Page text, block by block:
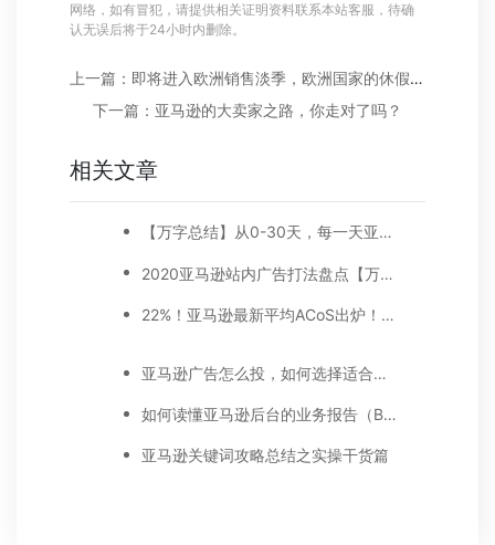
网络，如有冒犯，请提供相关证明资料联系本站客服，待确
认无误后将于24小时内删除。
上一篇：即将进入欧洲销售淡季，欧洲国家的休假习惯你必须了解
下一篇：亚马逊的大卖家之路，你走对了吗？
相关文章
【万字总结】从0-30天，每一天亚马逊广告打造技巧真实案例细节分享
2020亚马逊站内广告打法盘点【万字好文】
22%！亚马逊最新平均ACoS出炉！这三步做好，ACoS优化差不了！
亚马逊广告怎么投，如何选择适合你的广告模式？
如何读懂亚马逊后台的业务报告（Business report)
亚马逊关键词攻略总结之实操干货篇